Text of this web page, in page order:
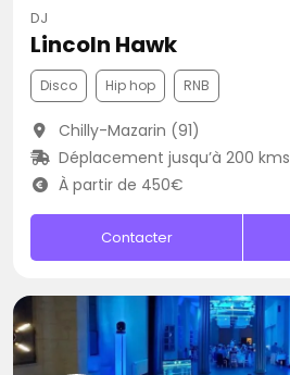
DJ
Lincoln Hawk
Disco Hip hop RNB
Chilly-Mazarin (91)
Déplacement jusqu’à 200 kms
À partir de 450€
Contacter